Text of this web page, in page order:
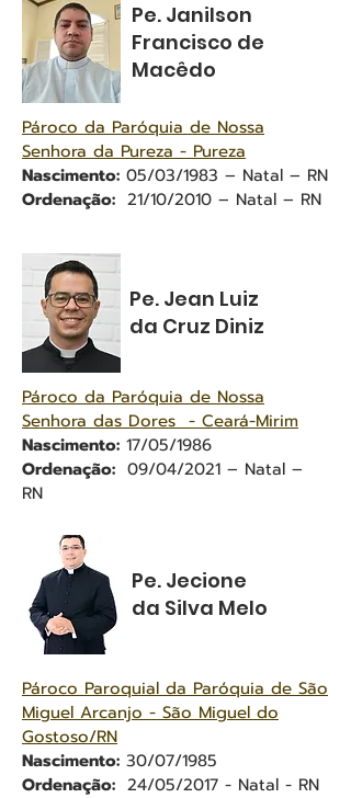
Pe. Janilson
Francisco de
Macêdo
Pároco da Paróquia de Nossa
Senhora da Pureza - Pureza
Nascimento: 05/03/1983 – Natal – RN
Ordenação: 21/10/2010 – Natal – RN
Pe. Jean Luiz
da Cruz Diniz
Pároco da Paróquia de Nossa
Senhora das Dores - Ceará-Mirim
Nascimento: 17/05/1986
Ordenação: 09/04/2021 – Natal –
RN
Pe. Jecione
da Silva Melo
Pároco Paroquial da Paróquia de São
Miguel Arcanjo - São Miguel do
Gostoso/RN
Nascimento: 30/07/1985
Ordenação: 24/05/2017 - Natal - RN